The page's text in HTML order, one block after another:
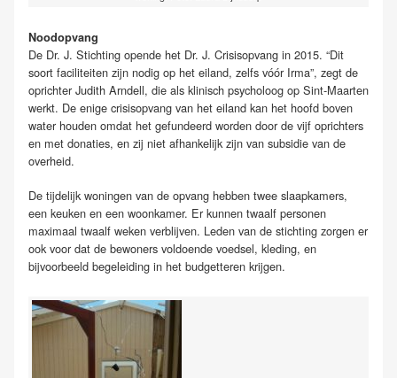
Noodopvang
De Dr. J. Stichting opende het Dr. J. Crisisopvang in 2015. “Dit
soort faciliteiten zijn nodig op het eiland, zelfs vóór Irma”, zegt de
oprichter Judith Arndell, die als klinisch psycholoog op Sint-Maarten
werkt. De enige crisisopvang van het eiland kan het hoofd boven
water houden omdat het gefundeerd worden door de vijf oprichters
en met donaties, en zij niet afhankelijk zijn van subsidie van de
overheid.
De tijdelijk woningen van de opvang hebben twee slaapkamers,
een keuken en een woonkamer. Er kunnen twaalf personen
maximaal twaalf weken verblijven. Leden van de stichting zorgen er
ook voor dat de bewoners voldoende voedsel, kleding, en
bijvoorbeeld begeleiding in het budgetteren krijgen.